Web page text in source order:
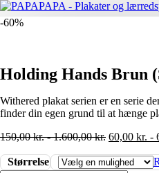
-60%
Holding Hands Brun
Withered plakat serien er en serie
finder din egen grund til at hænge
150,00kr.-1.600,00kr. 60,00 kr. -
Størrelse